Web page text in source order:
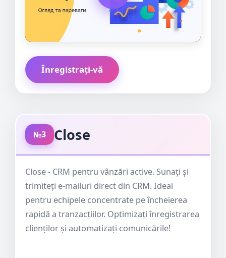
Înregistrați-vă
№3 Close
Close - CRM pentru vânzări active. Sunați și
trimiteți e-mailuri direct din CRM. Ideal
pentru echipele concentrate pe încheierea
rapidă a tranzacțiilor. Optimizați înregistrarea
clienților și automatizați comunicările!